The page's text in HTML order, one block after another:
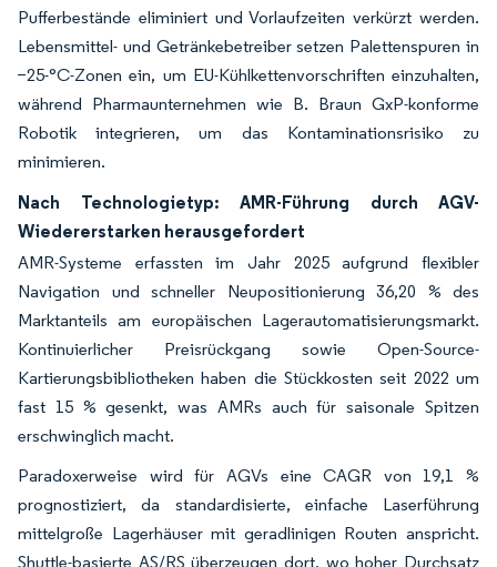
Pufferbestände eliminiert und Vorlaufzeiten verkürzt werden.
Lebensmittel- und Getränkebetreiber setzen Palettenspuren in
−25-°C-Zonen ein, um EU-Kühlkettenvorschriften einzuhalten,
während Pharmaunternehmen wie B. Braun GxP-konforme
Robotik integrieren, um das Kontaminationsrisiko zu
minimieren.
Nach Technologietyp: AMR-Führung durch AGV-
Wiedererstarken herausgefordert
AMR-Systeme erfassten im Jahr 2025 aufgrund flexibler
Navigation und schneller Neupositionierung 36,20 % des
Marktanteils am europäischen Lagerautomatisierungsmarkt.
Kontinuierlicher Preisrückgang sowie Open-Source-
Kartierungsbibliotheken haben die Stückkosten seit 2022 um
fast 15 % gesenkt, was AMRs auch für saisonale Spitzen
erschwinglich macht.
Paradoxerweise wird für AGVs eine CAGR von 19,1 %
prognostiziert, da standardisierte, einfache Laserführung
mittelgroße Lagerhäuser mit geradlinigen Routen anspricht.
Shuttle-basierte AS/RS überzeugen dort, wo hoher Durchsatz